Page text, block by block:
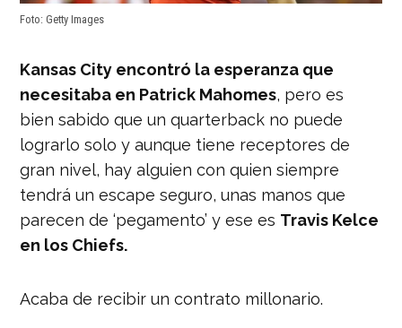
Foto: Getty Images
Kansas City encontró la esperanza que
necesitaba en Patrick Mahomes, pero es
bien sabido que un quarterback no puede
lograrlo solo y aunque tiene receptores de
gran nivel, hay alguien con quien siempre
tendrá un escape seguro, unas manos que
parecen de ‘pegamento’ y ese es Travis Kelce
en los Chiefs.
Acaba de recibir un contrato millonario.